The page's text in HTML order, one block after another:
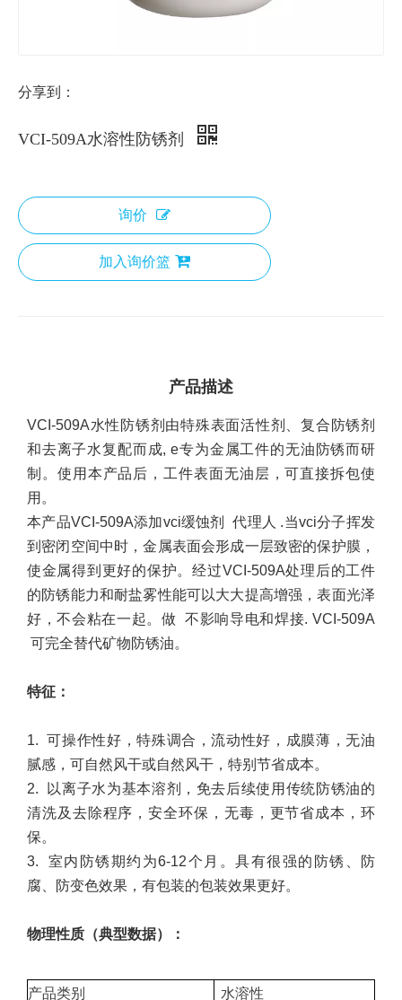
分享到：
VCI-509A水溶性防锈剂
询价
加入询价篮
产品描述
VCI-509A水性防锈剂由特殊表面活性剂、复合防锈剂
和去离子水复配而成, e专为金属工件的无油防锈而研
制。使用本产品后，工件表面无油层，可直接拆包使
用。
本产品VCI-509A添加vci缓蚀剂
代理人 .当vci分子挥发
到密闭空间中时，金属表面会形成一层致密的保护膜，
使金属得到更好的保护。经过VCI-509A处理后的工件
的防锈能力和耐盐雾性能可以大大提高增强，表面光泽
好，不会粘在一起。做 不影响导电和焊接.VCI-509A
可完全替代矿物防锈油。
特征 ：
1.可操作性好，特殊调合，流动性好，成膜薄，无油
腻感，可自然风干或自然风干，特别节省成本。
2.
以离子水为基本溶剂，免去后续使用传统防锈油的
清洗及去除程序，安全环保，无毒，更节省成本，环
保。
3. 室内防锈期约为6-12个月。具有很强的防锈、防
腐、防变色效果，有包装的包装效果更好。
物理性质（典型数据） ：
产品类别
水溶性